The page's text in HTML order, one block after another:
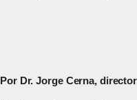
Por Dr. Jorge Cerna,